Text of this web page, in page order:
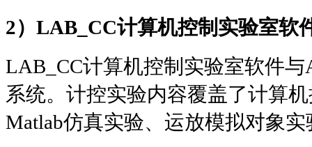
2） LAB_CC计算机控制实验室软
LAB_CC计算机控制实验室软件与
系统。计控实验内容覆盖了计算
Matlab仿真实验、运放模拟对象